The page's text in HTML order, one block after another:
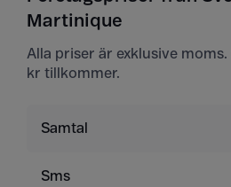
Martinique
Alla priser är exklusive
kr tillkommer.
Samtal
Sms